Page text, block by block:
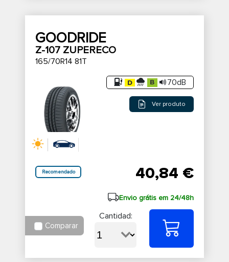
GOODRIDE
Z-107 ZUPERECO
165/70R14 81T
70dB
Ver produto
Recomendado 40,84 €
Envio grátis em 24/48h
Comparar
Cantidad: